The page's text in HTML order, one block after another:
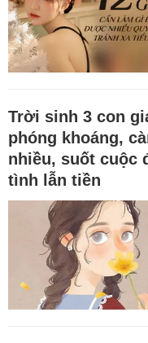
Trời sinh 3 con
phóng khoáng,
nhiều, suốt cuộc
tình lẫn tiền